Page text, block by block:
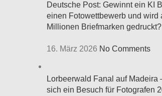
Deutsche Post: Gewinnt ein KI
einen Fotowettbewerb und wird
Millionen Briefmarken gedruckt?
16. März 2026 No Comments
Lorbeerwald Fanal auf Madeira
sich ein Besuch für Fotografen